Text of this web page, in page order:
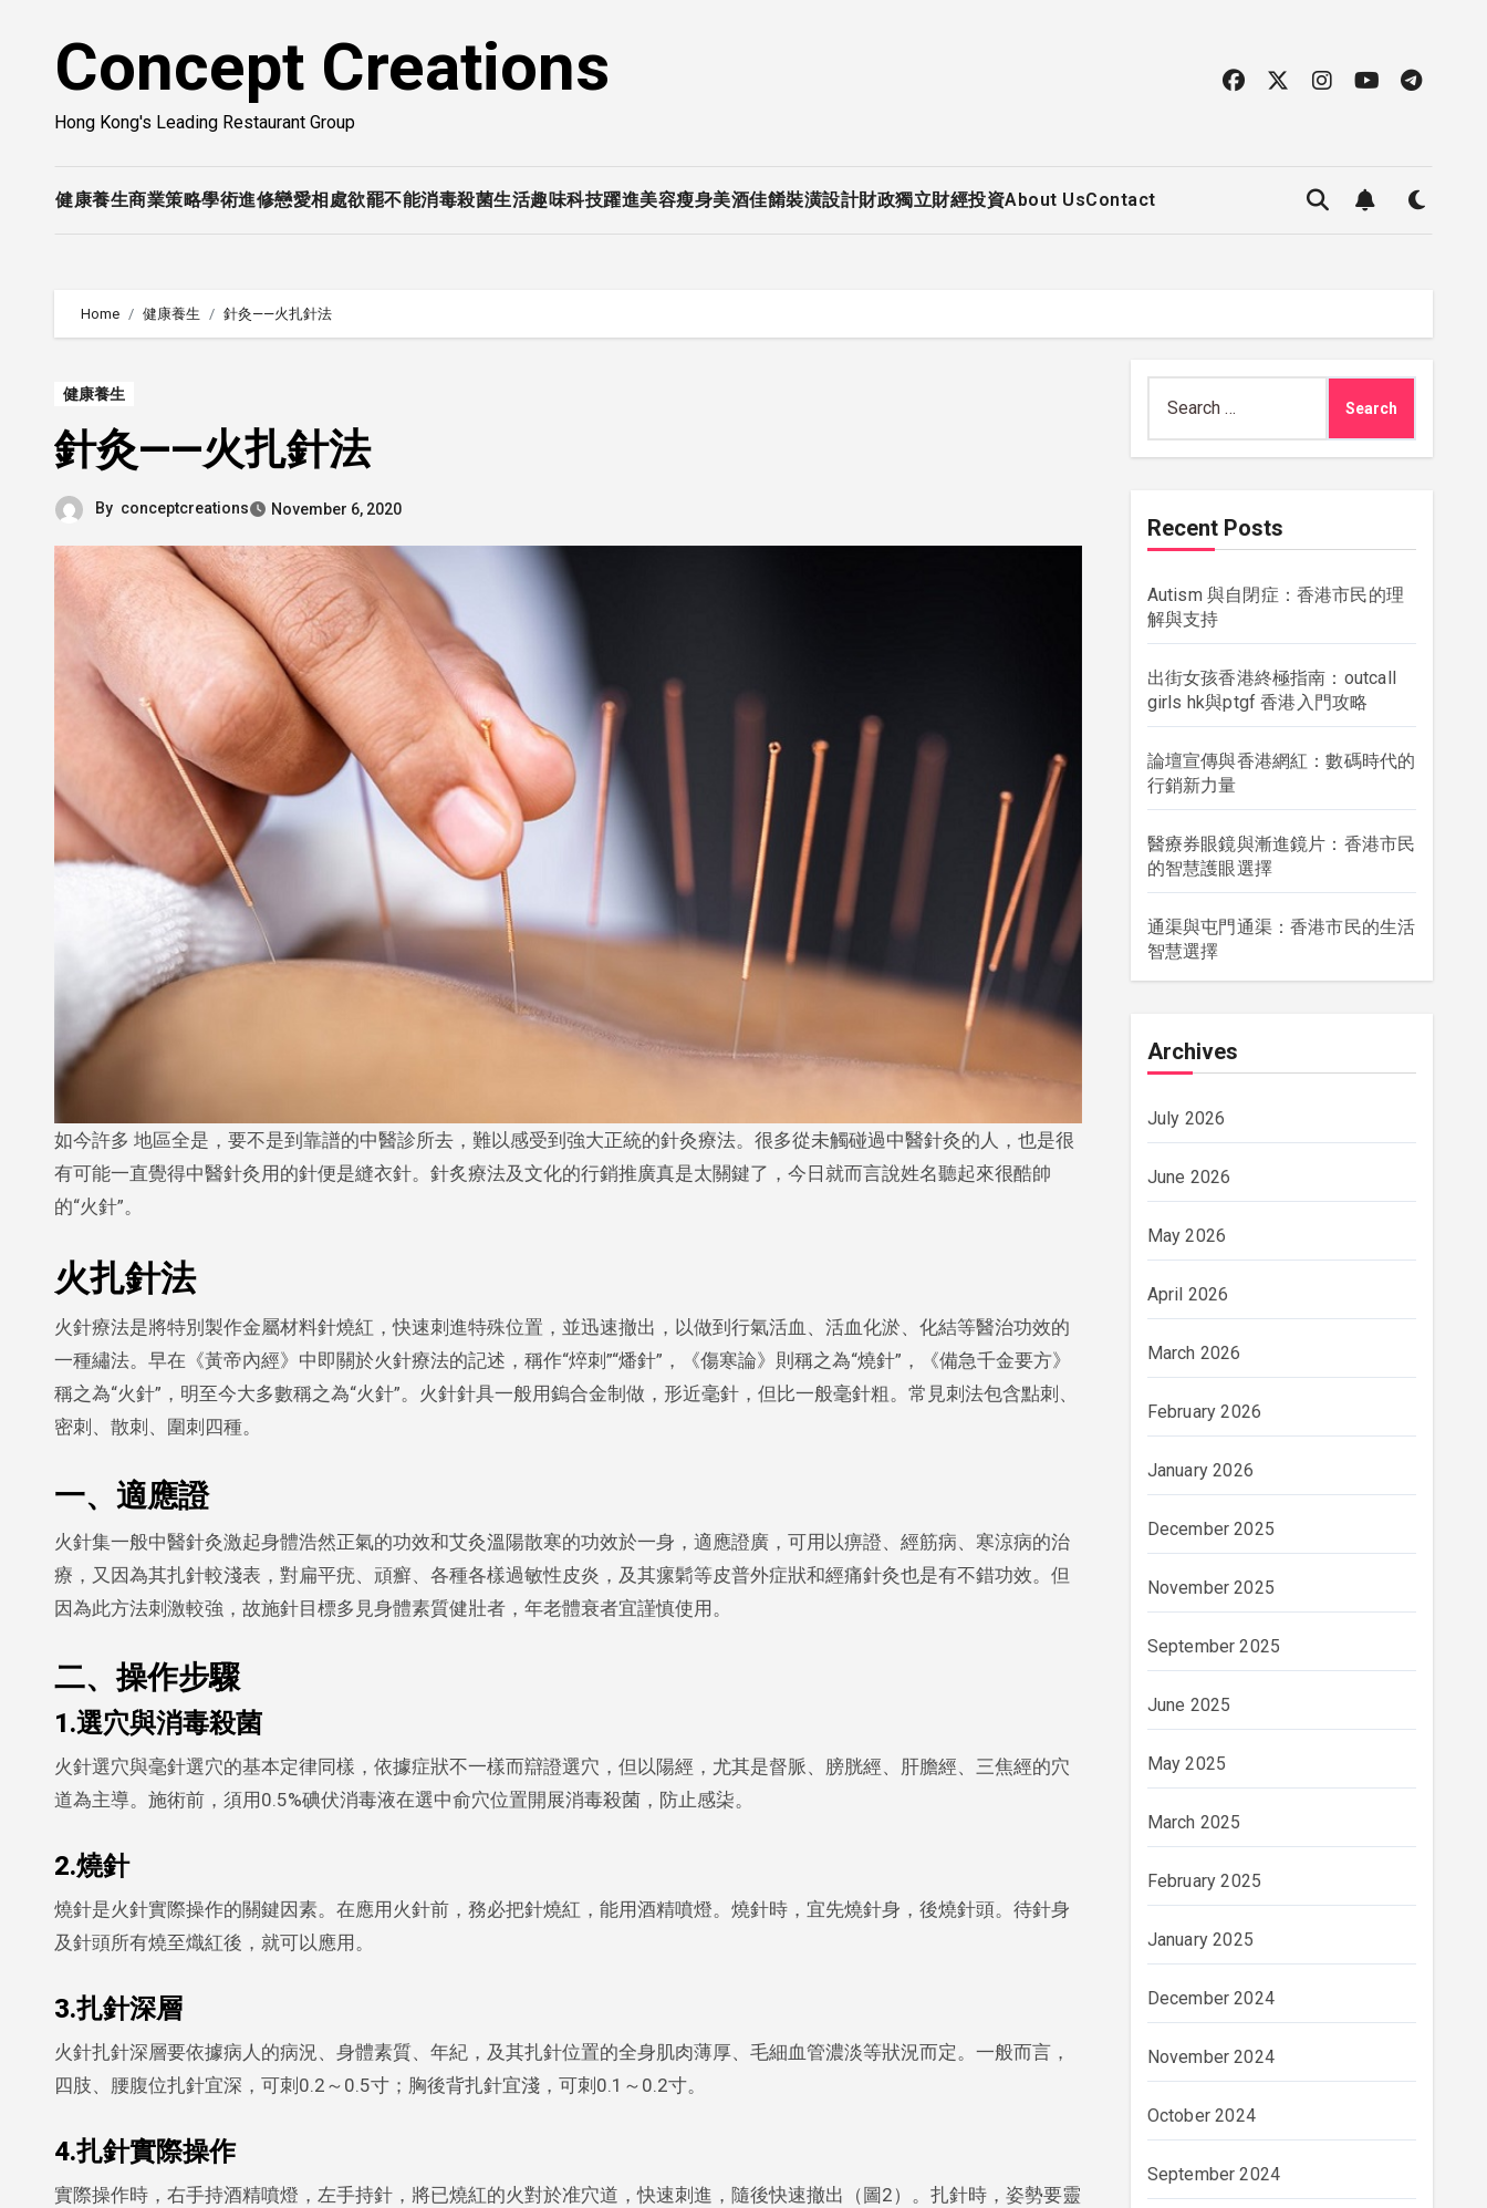
Concept Creations
Hong Kong's Leading Restaurant Group
健康養生商業策略學術進修戀愛相處欲罷不能消毒殺菌生活趣味科技躍進美容瘦身美酒佳餚裝潢設計財政獨立財經投資About UsContact
Home 健康養生 針灸——火扎針法
健康養生
針灸——火扎針法
By conceptcreations November 6, 2020
如今許多 地區全是，要不是到靠譜的中醫診所去，難以感受到強大正統的針灸療法。很多從未觸碰過中醫針灸的人，也是很
有可能一直覺得中醫針灸用的針便是縫衣針。針炙療法及文化的行銷推廣真是太關鍵了，今日就而言說姓名聽起來很酷帥
的“火針”。
火扎針法
火針療法是將特別製作金屬材料針燒紅，快速刺進特殊位置，並迅速撤出，以做到行氣活血、活血化淤、化結等醫治功效的
一種繡法。早在《黃帝內經》中即關於火針療法的記述，稱作“焠刺”“燔針”，《傷寒論》則稱之為“燒針”，《備急千金要方》
稱之為“火針”，明至今大多數稱之為“火針”。火針針具一般用鎢合金制做，形近毫針，但比一般毫針粗。常見刺法包含點刺、
密刺、散刺、圍刺四種。
一、適應證
火針集一般中醫針灸激起身體浩然正氣的功效和艾灸溫陽散寒的功效於一身，適應證廣，可用以痹證、經筋病、寒涼病的治
療，又因為其扎針較淺表，對扁平疣、頑癬、各種各樣過敏性皮炎，及其瘰鬁等皮普外症狀和經痛針灸也是有不錯功效。但
因為此方法刺激較強，故施針目標多見身體素質健壯者，年老體衰者宜謹慎使用。
二、操作步驟
1.選穴與消毒殺菌
火針選穴與毫針選穴的基本定律同樣，依據症狀不一樣而辯證選穴，但以陽經，尤其是督脈、膀胱經、肝膽經、三焦經的穴
道為主導。施術前，須用0.5%碘伏消毒液在選中俞穴位置開展消毒殺菌，防止感柒。
2.燒針
燒針是火針實際操作的關鍵因素。在應用火針前，務必把針燒紅，能用酒精噴燈。燒針時，宜先燒針身，後燒針頭。待針身
及針頭所有燒至熾紅後，就可以應用。
3.扎針深層
火針扎針深層要依據病人的病況、身體素質、年紀，及其扎針位置的全身肌肉薄厚、毛細血管濃淡等狀況而定。一般而言，
四肢、腰腹位扎針宜深，可刺0.2～0.5寸；胸後背扎針宜淺，可刺0.1～0.2寸。
4.扎針實際操作
實際操作時，右手持酒精噴燈，左手持針，將已燒紅的火對於准穴道，快速刺進，隨後快速撤出（圖2）。扎針時，姿勢要靈
for:
Recent Posts
Autism 與自閉症：香港市民的理
解與支持
出街女孩香港終極指南：outcall
girls hk與ptgf 香港入門攻略
論壇宣傳與香港網紅：數碼時代的
行銷新力量
醫療券眼鏡與漸進鏡片：香港市民
的智慧護眼選擇
通渠與屯門通渠：香港市民的生活
智慧選擇
Archives
July 2026
June 2026
May 2026
April 2026
March 2026
February 2026
January 2026
December 2025
November 2025
September 2025
June 2025
May 2025
March 2025
February 2025
January 2025
December 2024
November 2024
October 2024
September 2024